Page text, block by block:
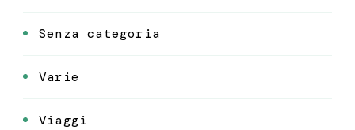
Senza categoria
Varie
Viaggi